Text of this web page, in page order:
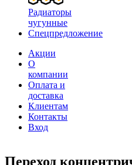
Радиаторы
чугунные
Спецпредложение
Акции
О
компании
Оплата и
доставка
Клиентам
Контакты
Вход
Переход